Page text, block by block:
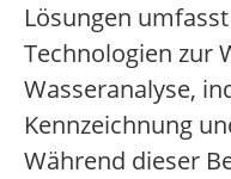
Lösungen
Technologien zur
Wasseranalyse,
Kennzeichnung
Während dieser